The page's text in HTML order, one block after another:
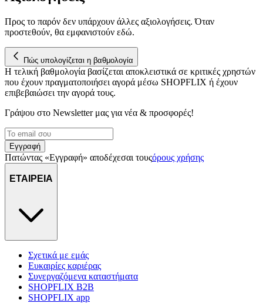
διεύθυνση IP σας, χρησιμοποιώντας τεχνολογία όπως cookies
για να αποθηκεύουμε και να έχουμε πρόσβαση σε πληροφορίες
στη συσκευή σας, με σκοπό την προβολή εξατομικευμένων
διαφημίσεις και περιεχόμενο, την καλύτερη εικόνα του κοινού
μας και την ανάπτυξη προϊόντων. Επίσης, κοινοποιούμε
πληροφορίες σχετικά με την από μέρους σας χρήση της
τοποθεσίας μας στους συνεργάτες μέσων κοινωνικής
Προς το παρόν δεν υπάρχουν άλλες αξιολογήσεις. Όταν
προστεθούν, θα εμφανιστούν εδώ.
Πώς υπολογίζεται η βαθμολογία
Η τελική βαθμολογία βασίζεται αποκλειστικά σε κριτικές χρηστών
που έχουν πραγματοποιήσει αγορά μέσω SHOPFLIX ή έχουν
επιβεβαιώσει την αγορά τους.
Γράψου στο Νewsletter μας για νέα & προσφορές!
Εγγραφή
Πατώντας «Εγγραφή» αποδέχεσαι τουςόρους χρήσης
ΕΤΑΙΡΕΙΑ
Σχετικά με εμάς
Ευκαιρίες καριέρας
Συνεργαζόμενα καταστήματα
SHOPFLIX B2B
SHOPFLIX app